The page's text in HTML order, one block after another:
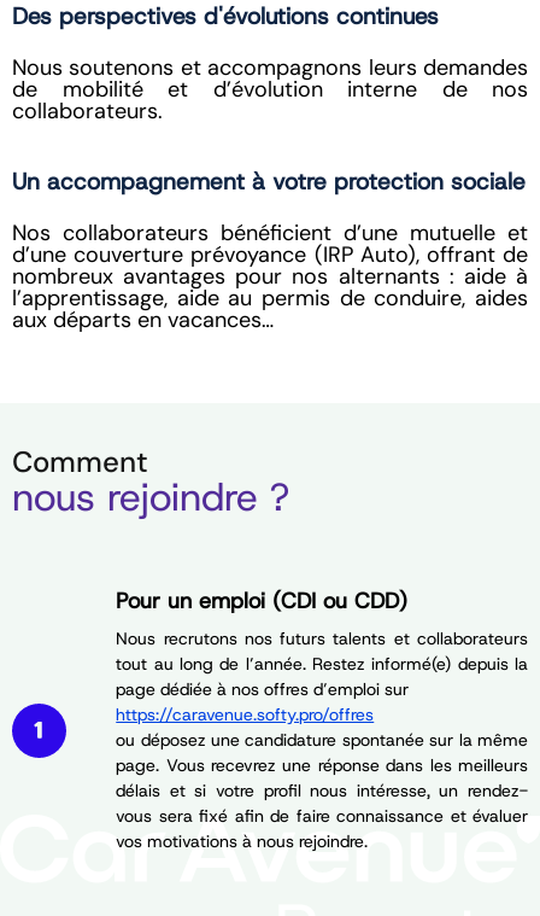
Des perspectives d'évolutions continues
Nous soutenons et accompagnons leurs demandes
de mobilité et d’évolution interne de nos
collaborateurs.
Un accompagnement à votre protection sociale
Nos collaborateurs bénéficient d’une mutuelle et
d’une couverture prévoyance (IRP Auto), offrant de
nombreux avantages pour nos alternants : aide à
l’apprentissage, aide au permis de conduire, aides
aux départs en vacances…
Comment
nous rejoindre ?
Pour un emploi (CDI ou CDD)
Nous recrutons nos futurs talents et collaborateurs
tout au long de l’année. Restez informé(e) depuis la
page dédiée à nos offres d’emploi sur
https://caravenue.softy.pro/offres
ou déposez une candidature spontanée sur la même
page. Vous recevrez une réponse dans les meilleurs
délais et si votre profil nous intéresse, un rendez-
vous sera fixé afin de faire connaissance et évaluer
vos motivations à nous rejoindre.